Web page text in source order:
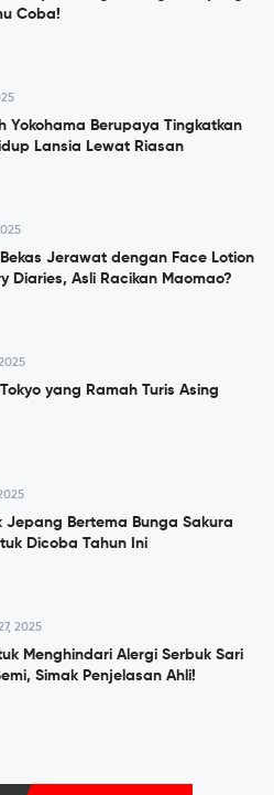
Coba!
Yokohama Berupaya Tingkatkan
Lansia Lewat Riasan
Jerawat dengan Face Lotion
Diaries, Asli Racikan Maomao?
yang Ramah Turis Asing
Jepang Bertema Bunga Sakura
Dicoba Tahun Ini
2025
Menghindari Alergi Serbuk Sari
Simak Penjelasan Ahli!